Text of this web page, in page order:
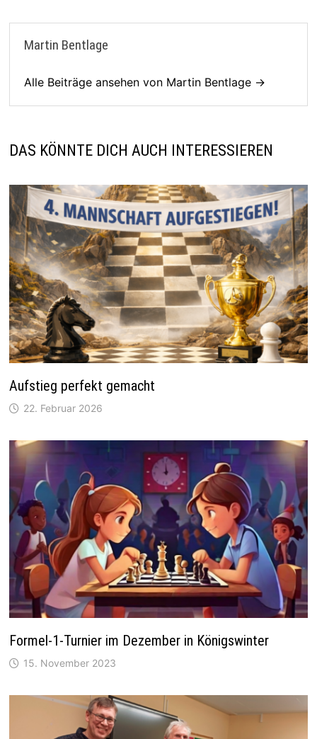
Martin Bentlage
Alle Beiträge ansehen von Martin Bentlage →
DAS KÖNNTE DICH AUCH INTERESSIEREN
Aufstieg perfekt gemacht
22. Februar 2026
Formel-1-Turnier im Dezember in Königswinter
15. November 2023